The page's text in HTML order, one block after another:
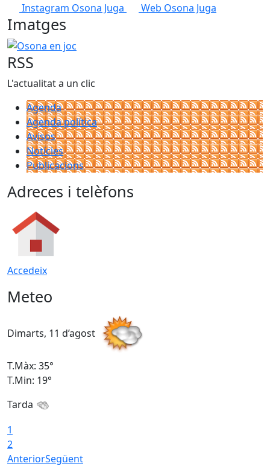
Instagram Osona Juga Web Osona Juga
Imatges
Osona en joc
RSS
L'actualitat a un clic
Agenda
Agenda política
Avisos
Notícies
Publicacions
Adreces i telèfons
Accedeix
Meteo
Dimarts, 11 d’agost
T.Màx: 35°
T.Min: 19°
Tarda
1
2
AnteriorSegüent